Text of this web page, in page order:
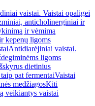
vaistai. Vaistai opaligei
anticholinerginiai ir
ir vėmimą
kepenų ligoms
Antidiarėjiniai vaistai.
ligoms
dietinius
pat fermentaiVaistai
medžiagosKiti
veikiantys vaistai